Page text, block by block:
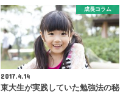
成長コラム
2017.4.14
東大生が実践していた勉強法の秘